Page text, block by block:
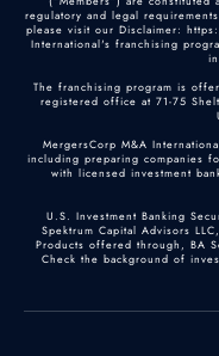
regulatory and legal
please visit our Disclaimer:
International's franchising
The franchising program is
registered office at 71-75
MergersCorp M&A
including preparing companies
with licensed investment
U.S. Investment Banking
Spektrum Capital Advisors
Products offered through, BA
Check the background of